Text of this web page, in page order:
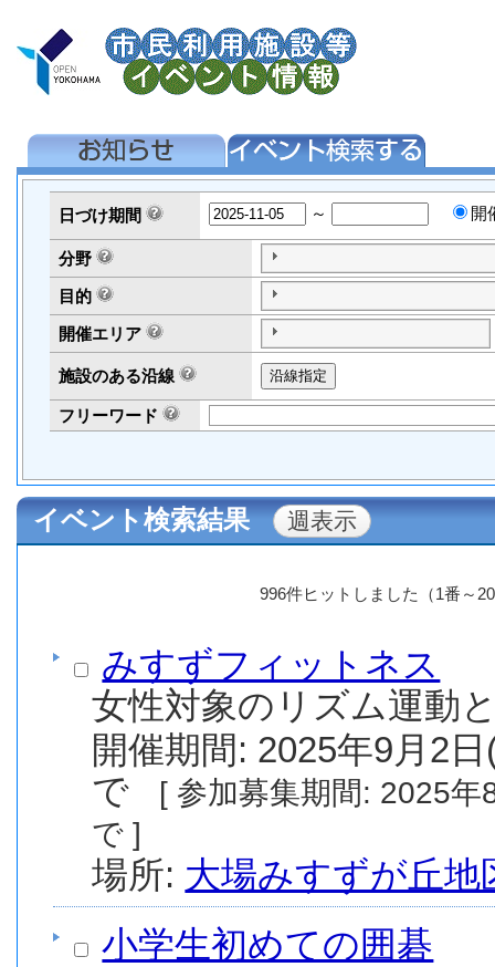
日づけ期間 ～ 開
分野
目的
開催エリア
施設のある沿線
フリーワード
イベント検索結果
996件ヒットしました（1番～
みすずフィットネス
女性対象のリズム運動
開催期間: 2025年9月2
[ 参加募集期間: 2025年8月1日(金) から 2025年9月30日(火) ま
で ]
場所: 大場みすずが丘地
小学生初めての囲碁